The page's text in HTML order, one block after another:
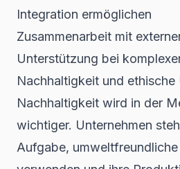
Integration ermöglichen
Zusammenarbeit mit
Unterstützung bei
Nachhaltigkeit und ethische
Nachhaltigkeit wird in der
wichtiger. Unternehmen
Aufgabe,